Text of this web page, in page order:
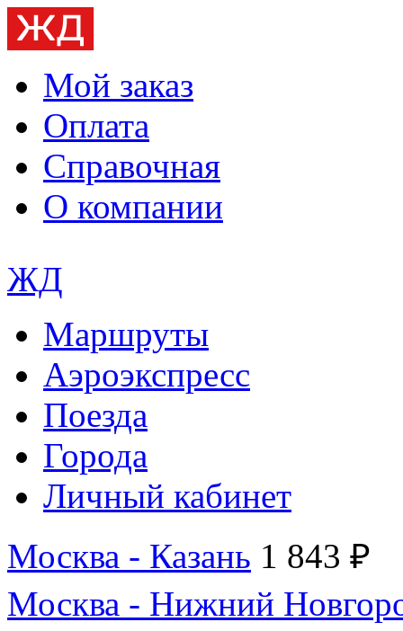
Мой заказ
Оплата
Справочная
О компании
ЖД
Маршруты
Аэроэкспресс
Поезда
Города
Личный кабинет
Москва - Казань 1 843 ₽
Москва - Нижний